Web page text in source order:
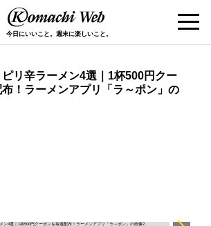
今日にいいこと。週末に楽しいこと。
リ辛ラーメン4選｜1杯500円クー
！ラーメンアプリ「ラ～ポン」の